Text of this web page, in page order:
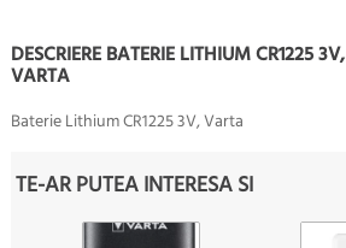
DESCRIERE BATERIE LITHIUM CR1225 3V,
VARTA
Baterie Lithium CR1225 3V, Varta
TE-AR PUTEA INTERESA SI